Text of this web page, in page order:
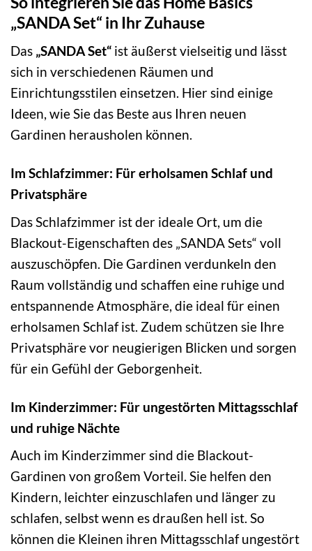
„SANDA Set“ in Ihr Zuhause
Das „SANDA Set“ ist äußerst vielseitig und lässt
sich in verschiedenen Räumen und
Einrichtungsstilen einsetzen. Hier sind einige
Ideen, wie Sie das Beste aus Ihren neuen
Gardinen herausholen können.
Im Schlafzimmer: Für erholsamen Schlaf und
Privatsphäre
Das Schlafzimmer ist der ideale Ort, um die
Blackout-Eigenschaften des „SANDA Sets“ voll
auszuschöpfen. Die Gardinen verdunkeln den
Raum vollständig und schaffen eine ruhige und
entspannende Atmosphäre, die ideal für einen
erholsamen Schlaf ist. Zudem schützen sie Ihre
Privatsphäre vor neugierigen Blicken und sorgen
für ein Gefühl der Geborgenheit.
Im Kinderzimmer: Für ungestörten Mittagsschlaf
und ruhige Nächte
Auch im Kinderzimmer sind die Blackout-
Gardinen von großem Vorteil. Sie helfen den
Kindern, leichter einzuschlafen und länger zu
schlafen, selbst wenn es draußen hell ist. So
können die Kleinen ihren Mittagsschlaf ungestört